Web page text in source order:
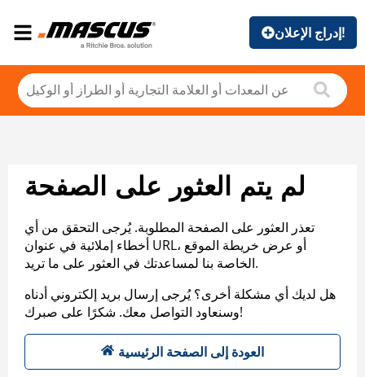
إدراج الإعلان!
لم يتم العثور على الصفحة
تعذر العثور على الصفحة المطلوبة. يُرجى التحقق من أي
أخطاء إملائية في عنوان URL، أو عرض خريطة الموقع
الخاصة بنا لمساعدتك في العثور على ما تريد.
هل لديك أي مشكلة أخرى؟ يُرجى إرسال بريد إلكتروني أدناه
وسنعاود التواصل معك. شكرًا على صبرك!
العودة إلى الصفحة الرئيسية